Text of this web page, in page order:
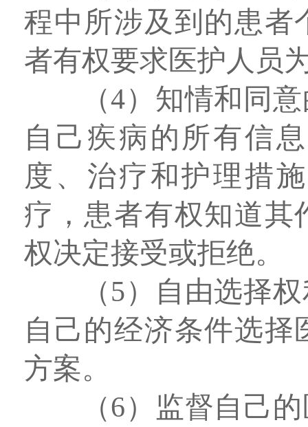
程中所涉及到的患者
者有权要求医护人员
（4）知情和同
自己疾病的所有信
度、治疗和护理措
疗，患者有权知道其
权决定接受或拒绝。
（5）自由选择
自己的经济条件选
方案。
（6）监督自己